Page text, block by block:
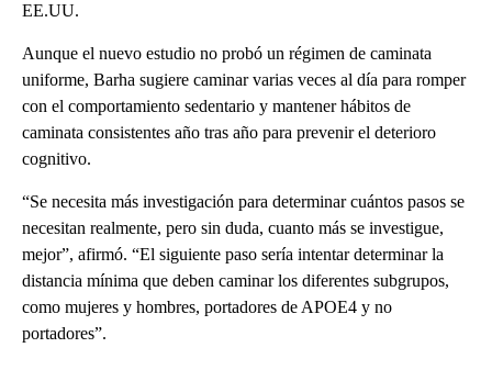
EE.UU.
Aunque el nuevo estudio no probó un régimen de caminata
uniforme, Barha sugiere caminar varias veces al día para romper
con el comportamiento sedentario y mantener hábitos de
caminata consistentes año tras año para prevenir el deterioro
cognitivo.
“Se necesita más investigación para determinar cuántos pasos se
necesitan realmente, pero sin duda, cuanto más se investigue,
mejor”, afirmó. “El siguiente paso sería intentar determinar la
distancia mínima que deben caminar los diferentes subgrupos,
como mujeres y hombres, portadores de APOE4 y no
portadores”.